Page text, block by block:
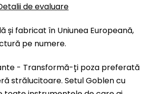
și fabricat în Uniunea Europeană,
pe numere.
- Transformă-ți poza preferată
strălucitoare. SetulGoblen cu
de evaluare